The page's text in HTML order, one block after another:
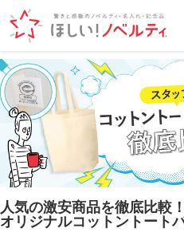
TOP エコバッグ・トートバッグ
人気の激安商品を徹底比較
オリジナルコットントート